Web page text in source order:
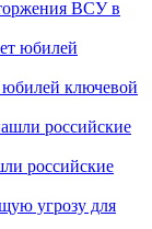
ВСУ в
ключевой
российские